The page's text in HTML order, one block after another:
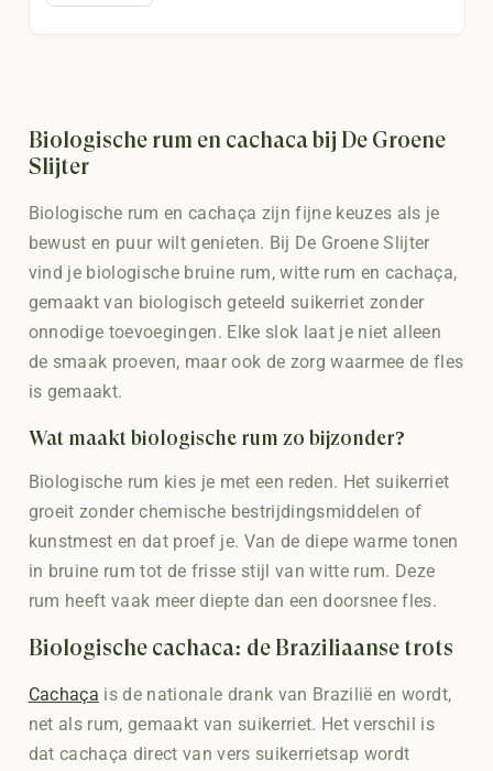
Biologische rum en cachaça bij De Groene
Slijter
Biologische rum en cachaça zijn fijne keuzes als je
bewust en puur wilt genieten. Bij De Groene Slijter
vind je biologische bruine rum, witte rum en cachaça,
gemaakt van biologisch geteeld suikerriet zonder
onnodige toevoegingen. Elke slok laat je niet alleen
de smaak proeven, maar ook de zorg waarmee de fles
is gemaakt.
Wat maakt biologische rum zo bijzonder?
Biologische rum kies je met een reden. Het suikerriet
groeit zonder chemische bestrijdingsmiddelen of
kunstmest en dat proef je. Van de diepe warme tonen
in bruine rum tot de frisse stijl van witte rum. Deze
rum heeft vaak meer diepte dan een doorsnee fles.
Biologische cachaça: de Braziliaanse trots
Cachaça is de nationale drank van Brazilië en wordt,
net als rum, gemaakt van suikerriet. Het verschil is
dat cachaça direct van vers suikerrietsap wordt